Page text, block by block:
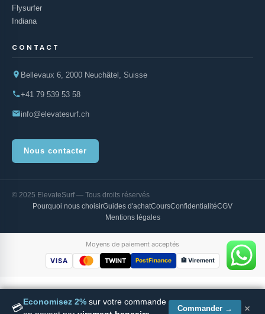
Flysurfer
Indiana
CONTACT
Bellevaux 6, 2000 Neuchâtel, Suisse
+41 79 539 53 58
info@elevatesurf.ch
Nous contacter
© 2025 ElevateSurf — Tous droits réservés
Pourquoi nous choisirGuides d'achatCoursConfidentialitéCGV
Mentions légales
Moyens de paiement acceptés
VISA
TWINT PostFinance 🏦 Virement
Indiana 14'0 RS Inflatable
💳
Economisez 2% sur votre commande
Commander → ×